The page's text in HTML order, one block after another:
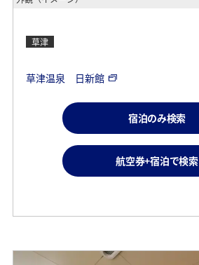
草津
草津温泉 日新館
宿泊のみ検索
航空券+宿泊で検索